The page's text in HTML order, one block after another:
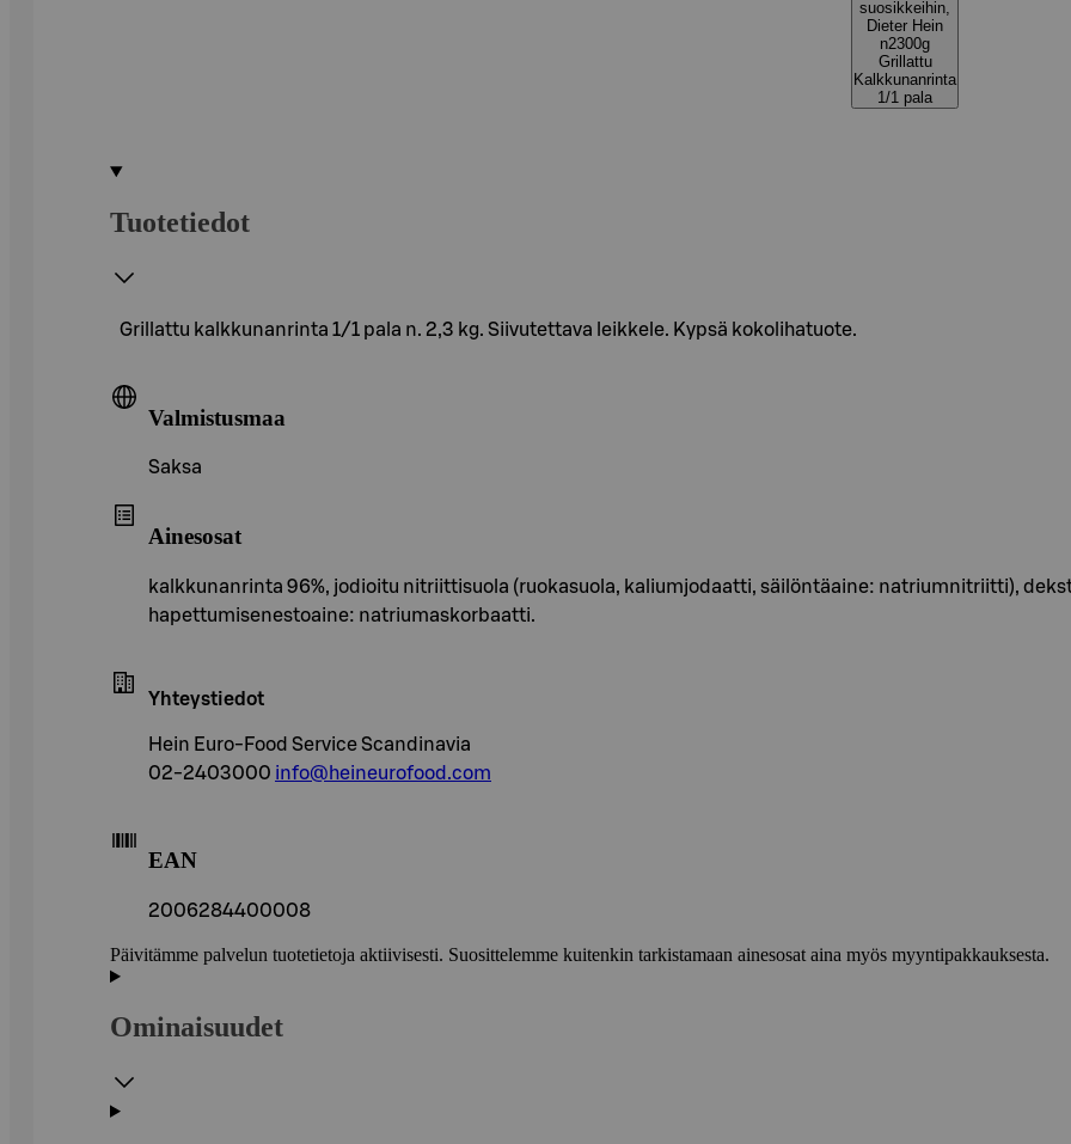
suosikkeihin,
Dieter Hein
n2300g
Grillattu
Kalkkunanrinta
1/1 pala
Tuotetiedot
Grillattu kalkkunanrinta 1/1 pala n. 2,3 kg. Siivutettava leikkele. Kypsä kokolihatuote.
Valmistusmaa
Saksa
Ainesosat
kalkkunanrinta 96%, jodioitu nitriittisuola (ruokasuola, kaliumjodaatti, säilöntäaine: natriumnitriitti),
hapettumisenestoaine: natriumaskorbaatti.
Yhteystiedot
Hein Euro-Food Service Scandinavia
02-2403000 info@heineurofood.com
EAN
2006284400008
Päivitämme palvelun tuotetietoja aktiivisesti. Suosittelemme kuitenkin tarkistamaan ainesosat aina myös myyntipakkauksesta.
Ominaisuudet